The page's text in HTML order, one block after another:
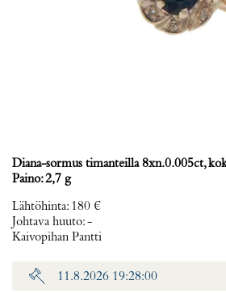
Diana-sormus timanteilla 8xn.0.005ct,
Paino: 2,7 g
Lähtöhinta: 180 €
Johtava huuto:-
Kaivopihan Pantti
11.8.2026 19:28:00